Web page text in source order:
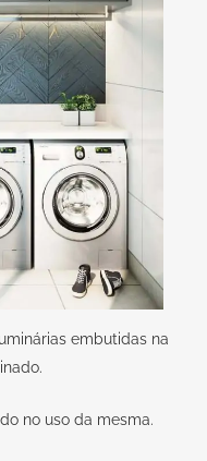
embutidas na
no uso da mesma.